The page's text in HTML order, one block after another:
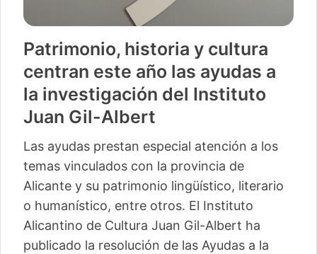
Patrimonio, historia y cultura
centran este año las ayudas a
la investigación del Instituto
Juan Gil-Albert
Las ayudas prestan especial atención a los
temas vinculados con la provincia de
Alicante y su patrimonio lingüístico, literario
o humanístico, entre otros. El Instituto
Alicantino de Cultura Juan Gil-Albert ha
publicado la resolución de las Ayudas a la